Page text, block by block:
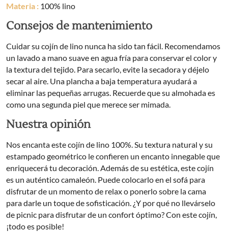
Materia : 100% lino
Consejos de mantenimiento
Cuidar su cojín de lino nunca ha sido tan fácil. Recomendamos
un lavado a mano suave en agua fría para conservar el color y
la textura del tejido. Para secarlo, evite la secadora y déjelo
secar al aire. Una plancha a baja temperatura ayudará a
eliminar las pequeñas arrugas. Recuerde que su almohada es
como una segunda piel que merece ser mimada.
Nuestra opinión
Nos encanta este cojín de lino 100%. Su textura natural y su
estampado geométrico le confieren un encanto innegable que
enriquecerá tu decoración. Además de su estética, este cojín
es un auténtico camaleón. Puede colocarlo en el sofá para
disfrutar de un momento de relax o ponerlo sobre la cama
para darle un toque de sofisticación. ¿Y por qué no llevárselo
de picnic para disfrutar de un confort óptimo? Con este cojín,
¡todo es posible!